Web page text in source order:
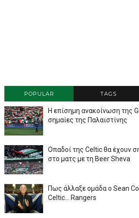
POPULAR TAGS
Η επίσημη ανακοίνωση της
σημαίες της Παλαιστίνης
Οπαδοί της Celtic θα έχουν
στο ματς με τη Beer Sheva
Πως άλλαξε ομάδα ο Sean
Celtic... Rangers